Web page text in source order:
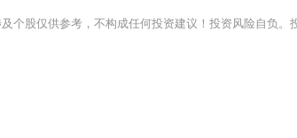
个股仅供参考，不构成任何投资建议！投资风险自负。